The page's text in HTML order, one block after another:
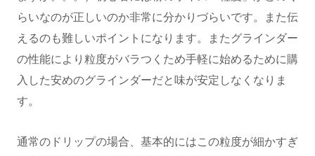
らいなのが正しいのか非常に分かりづらいです。また伝
えるのも難しいポイントになります。またグラインダー
の性能により粒度がバラつくため手軽に始めるために購
入した安めのグラインダーだと味が安定しなくなりま
す。
通常のドリップの場合、基本的にはこの粒度が細かすぎ